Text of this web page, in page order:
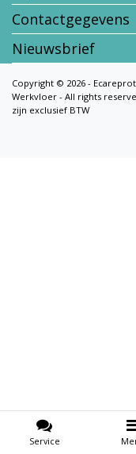
Contactgegevens
Nieuwsbrief
Copyright © 2026 -
Werkvloer - All rights
zijn exclusief BTW
Service